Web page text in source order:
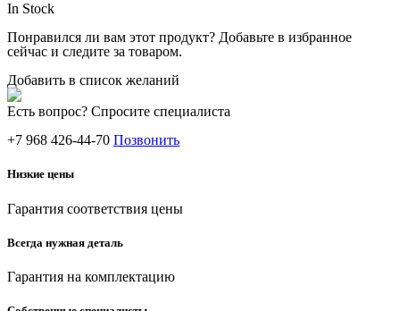
In Stock
Понравился ли вам этот продукт? Добавьте в избранное
сейчас и следите за товаром.
Добавить в список желаний
Есть вопрос? Спросите специалиста
+7 968 426-44-70 Позвонить
Низкие цены
Гарантия соответствия цены
Всегда нужная деталь
Гарантия на комплектацию